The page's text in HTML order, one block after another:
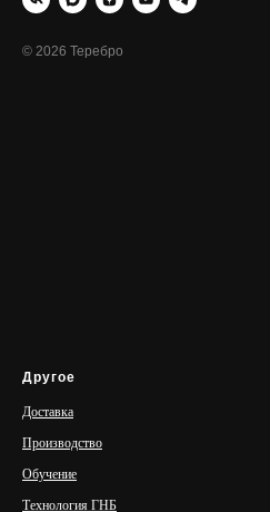
© 2026 Теребро
Другое
Доставка
Производство
Обучение
Технология ГНБ